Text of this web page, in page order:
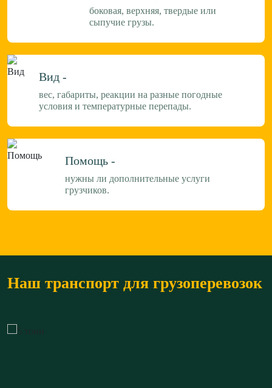
боковая, верхняя, твердые или
сыпучие грузы.
Вид -
вес, габариты, реакции на разные погодные
условия и температурные перепады.
Помощь -
нужны ли дополнительные услуги
грузчиков.
Наш транспорт для грузоперевозок